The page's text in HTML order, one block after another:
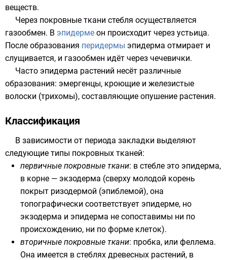
веществ.
Через покровные ткани стебля осуществляется
газообмен. В эпидерме он происходит через устьица.
После образования перидермы эпидерма отмирает и
слущивается, и газообмен идёт через чечевички.
Часто эпидерма растений несёт различные
образования: эмергенцы, кроющие и железистые
волоски (трихомы), составляющие опушение растения.
Классификация
В зависимости от периода закладки выделяют
следующие типы покровных тканей:
первичные покровные ткани: в стебле это эпидерма,
в корне — экзодерма (сверху молодой корень
покрыт ризодермой (эпиблемой), она
топографически соответствует эпидерме, но
экзодерма и эпидерма не сопоставимы ни по
происхождению, ни по форме клеток).
вторичные покровные ткани: пробка, или феллема.
Она имеется в стеблях древесных растений, в